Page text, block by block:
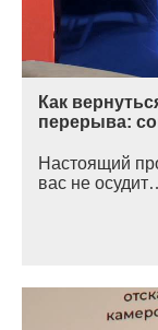
Как
перерыва:
Настоящий
вас не